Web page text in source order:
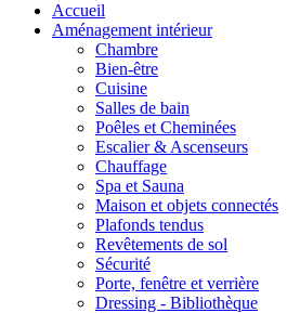
Accueil
Aménagement intérieur
Chambre
Bien-être
Cuisine
Salles de bain
Poêles et Cheminées
Escalier & Ascenseurs
Chauffage
Spa et Sauna
Maison et objets connectés
Plafonds tendus
Revêtements de sol
Sécurité
Porte, fenêtre et verrière
Dressing - Bibliothèque